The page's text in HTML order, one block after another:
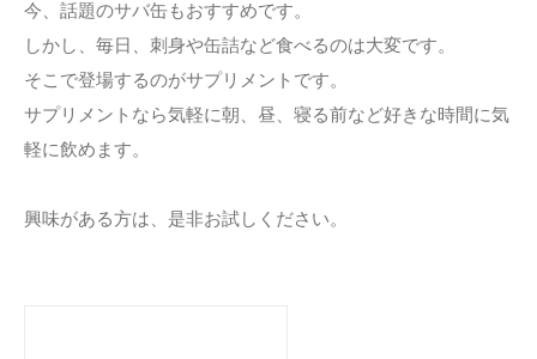
今、話題のサバ缶もおすすめです。
しかし、毎日、刺身や缶詰など食べるのは大変です。
そこで登場するのがサプリメントです。
サプリメントなら気軽に朝、昼、寝る前など好きな時間に気
軽に飲めます。
興味がある方は、是非お試しください。